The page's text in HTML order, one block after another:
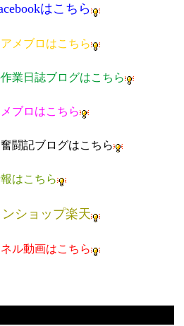
はこちら
メブロはこちら
業日誌ブログはこちら
ブロはこちら
闘記ブログはこちら
はこちら
ショップ楽天
ル動画はこちら